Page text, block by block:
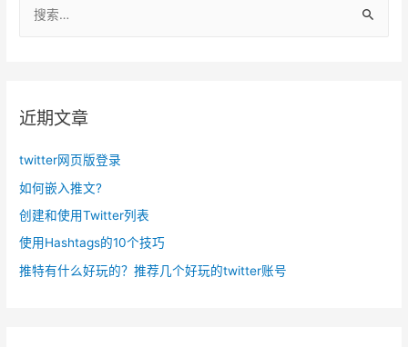
航
近期文章
twitter网页版登录
如何嵌入推文?
创建和使用Twitter列表
使用Hashtags的10个技巧
推特有什么好玩的？推荐几个好玩的twitter账号